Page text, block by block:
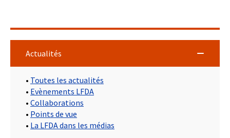
Actualités
• Toutes les actualités
• Evènements LFDA
• Collaborations
• Points de vue
• La LFDA dans les médias